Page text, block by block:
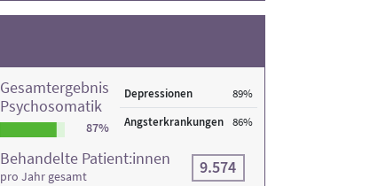
Gesamtergebnis
Psychosomatik
87%
Depressionen 89%
Angsterkrankungen 86%
Behandelte Patient:innen
pro Jahr gesamt 9.574